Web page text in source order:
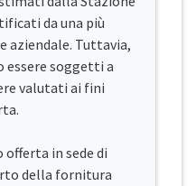
da una più
aziendale. Tuttavia,
essere soggetti a
valutati ai fini
offerta in sede di
della fornitura